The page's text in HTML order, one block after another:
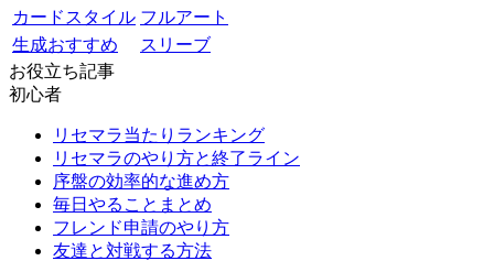
カードスタイル フルアート
生成おすすめ
スリーブ
お役立ち記事
初心者
リセマラ当たりランキング
リセマラのやり方と終了ライン
序盤の効率的な進め方
毎日やることまとめ
フレンド申請のやり方
友達と対戦する方法